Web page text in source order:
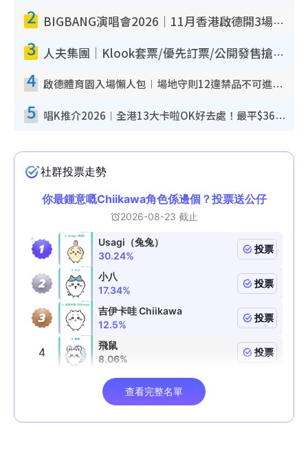
2 BIGBANG演唱會2026｜11月香港啟德開3場！實名制VIP申請、優先購票攻略
3 人夫集團｜Klook套票/優先訂票/公開發售搶飛攻略！附票價.購票連結.場地座位表
4 啟德體育園入場懶人包︱場地守則12違禁品不可進場准帶細水樽但全場禁樽蓋！應援牌有限制！
5 唱K推介2026︱全港13大卡啦OK好去處！最平$36起 日文K都有！(附地址+收費詳情)